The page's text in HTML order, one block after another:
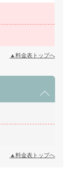
▲料金表トップへ
▲料金表トップへ